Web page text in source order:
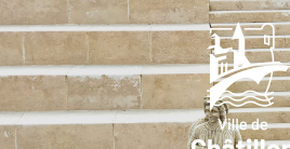
Skip
to
content